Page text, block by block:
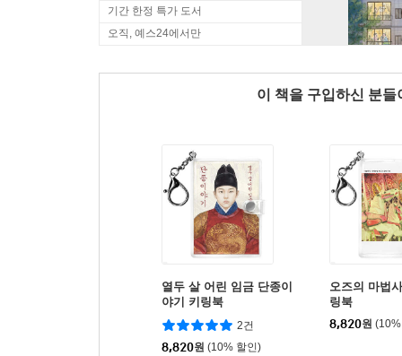
기간 한정 특가 도서
오직, 예스24에서만
이 책을 구입하신 분
열두 살 어린 임금 단종이
야기 키링북
2건
8,820원 (10% 할인)
오즈의 마법
링북
8,820원